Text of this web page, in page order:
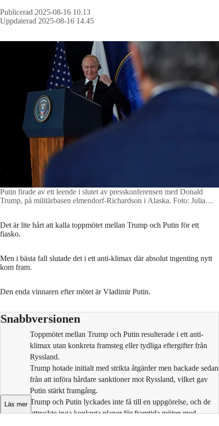
Publicerad 2025-08-16 10.13
Uppdaterad 2025-08-16 14.45
Putin firade av ett leende i slutet av presskonferensen med Donald
Trump, på militärbasen elmendorf-Richardson i Alaska.
Det är lite hårt att kalla toppmötet mellan Trump och Putin för ett
fiasko.
Men i bästa fall slutade det i ett anti-klimax där absolut ingenting nytt
kom fram.
Den enda vinnaren efter mötet är Vladimir Putin.
Snabbversionen
Toppmötet mellan Trump och Putin resulterade i ett anti-
klimax utan konkreta framsteg eller tydliga eftergifter från
Ryssland.
Trump hotade initialt med strikta åtgärder men backade sedan
från att införa hårdare sanktioner mot Ryssland, vilket gav
Putin stärkt framgång.
Trump och Putin lyckades inte få till en uppgörelse, och de
uttryckte inga konkreta planer för framtida möten med
Läs mer